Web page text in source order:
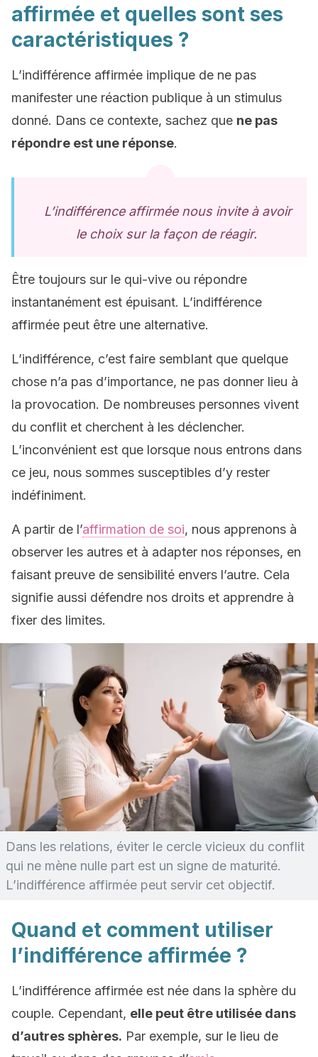
affirmée et quelles sont ses
caractéristiques ?
L’indifférence affirmée implique de ne pas
manifester une réaction publique à un stimulus
donné. Dans ce contexte, sachez que ne pas
répondre est une réponse.
L’indifférence affirmée nous invite à avoir
le choix sur la façon de réagir.
Être toujours sur le qui-vive ou répondre
instantanément est épuisant. L’indifférence
affirmée peut être une alternative.
L’indifférence, c’est faire semblant que quelque
chose n’a pas d’importance, ne pas donner lieu à
la provocation. De nombreuses personnes vivent
du conflit et cherchent à les déclencher.
L’inconvénient est que lorsque nous entrons dans
ce jeu, nous sommes susceptibles d’y rester
indéfiniment.
A partir de l’affirmation de soi, nous apprenons à
observer les autres et à adapter nos réponses, en
faisant preuve de sensibilité envers l’autre. Cela
signifie aussi défendre nos droits et apprendre à
fixer des limites.
Dans les relations, éviter le cercle vicieux du conflit
qui ne mène nulle part est un signe de maturité.
L’indifférence affirmée peut servir cet objectif.
Quand et comment utiliser
l’indifférence affirmée ?
L’indifférence affirmée est née dans la sphère du
couple. Cependant, elle peut être utilisée dans
d’autres sphères. Par exemple, sur le lieu de